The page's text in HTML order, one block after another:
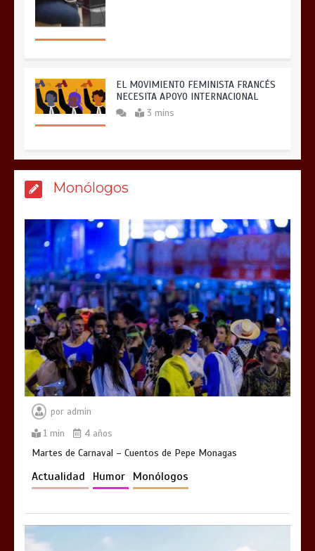
EL MOVIMIENTO FEMINISTA FRANCÉS
NECESITA APOYO INTERNACIONAL
3 mins
Monólogos
por admin
1 min
4 años
Martes de Carnaval – Cuentos de Pepe Monagas
Actualidad Humor Monólogos